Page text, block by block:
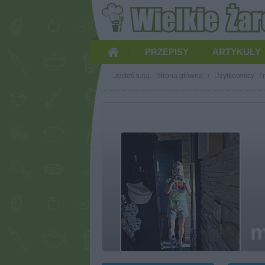
PRZEPISY ARTYKUŁY
Jesteś tutaj: Strona główna / Użytkownicy /